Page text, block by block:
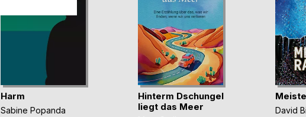
Harm
Sabine Popanda
Hinterm Dschungel
liegt das Meer
David